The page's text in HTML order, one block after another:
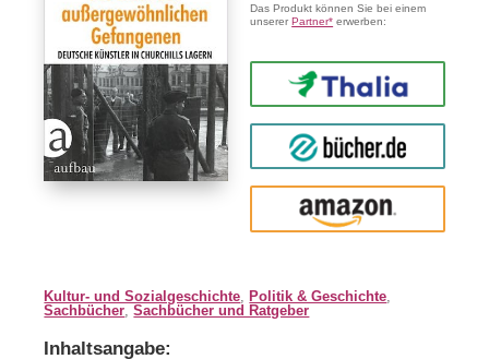
Das Produkt können Sie bei einem
unsererPartner* erwerben:
Thalia
buecher.de
Amazon
Kultur- und Sozialgeschichte ,Politik & Geschichte
Sachbücher ,Sachbücher und Ratgeber
Inhaltsangabe: